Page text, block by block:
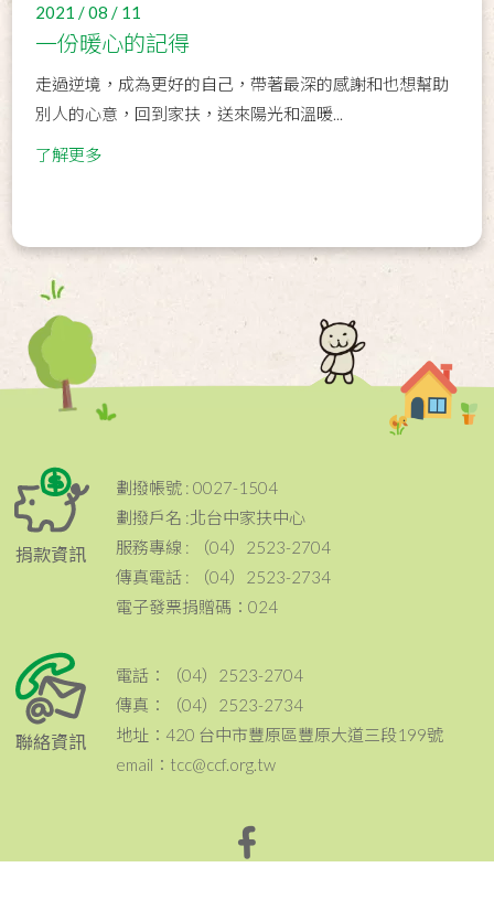
2021 / 08 / 11
一份暖心的記得
走過逆境，成為更好的自己，帶著最深的感謝和也想幫助
別人的心意，回到家扶，送來陽光和溫暖...
了解更多
捐款資訊
劃撥帳號 : 0027-1504
劃撥戶名 :北台中家扶中心
服務專線 : （04）2523-2704
傳真電話 : （04）2523-2734
電子發票捐贈碼：024
聯絡資訊
電話：（04）2523-2704
傳真：（04）2523-2734
地址：420 台中市豐原區豐原大道三段199號
email：tcc@ccf.org.tw